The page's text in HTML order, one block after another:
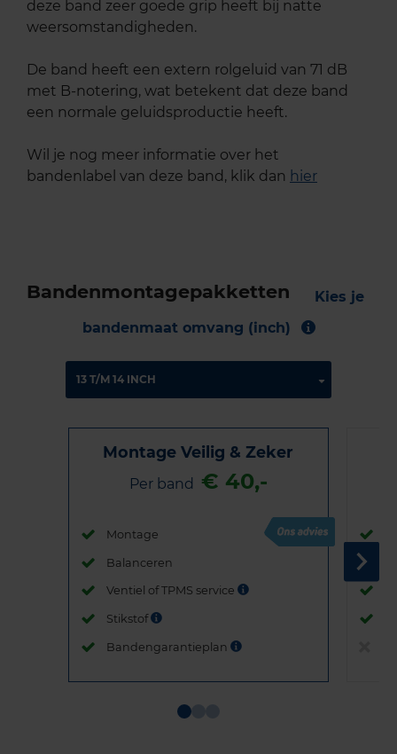
deze band zeer goede grip heeft bij natte
weersomstandigheden.
De band heeft een extern rolgeluid van 71 dB
met B-notering, wat betekent dat deze band
een normale geluidsproductie heeft.
Wil je nog meer informatie over het
bandenlabel van deze band, klik dan hier
Bandenmontagepakketten
Kies je
bandenmaat omvang (inch)
Montage Veilig & Zeker
Per band € 40,-
Montage
Balanceren
Ventiel of TPMS service
Stikstof
Bandengarantieplan